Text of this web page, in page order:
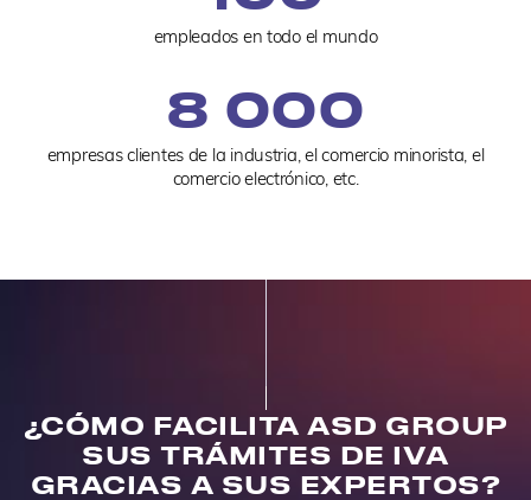
empleados en todo el mundo
empresas clientes de la industria, el comercio minorista, el
comercio electrónico, etc.
8 000
¿CÓMO FACILITA ASD GROUP
SUS TRÁMITES DE IVA
GRACIAS A SUS EXPERTOS?